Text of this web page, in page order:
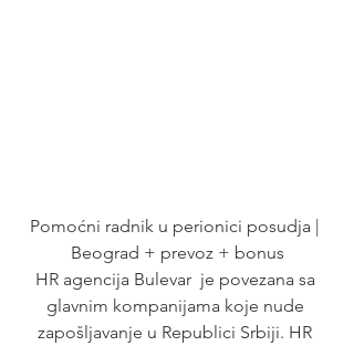
Pomoćni radnik u perionici posudja |
Beograd + prevoz + bonus
HR agencija Bulevar  je povezana sa
glavnim kompanijama koje nude
zapošljavanje u Republici Srbiji. HR